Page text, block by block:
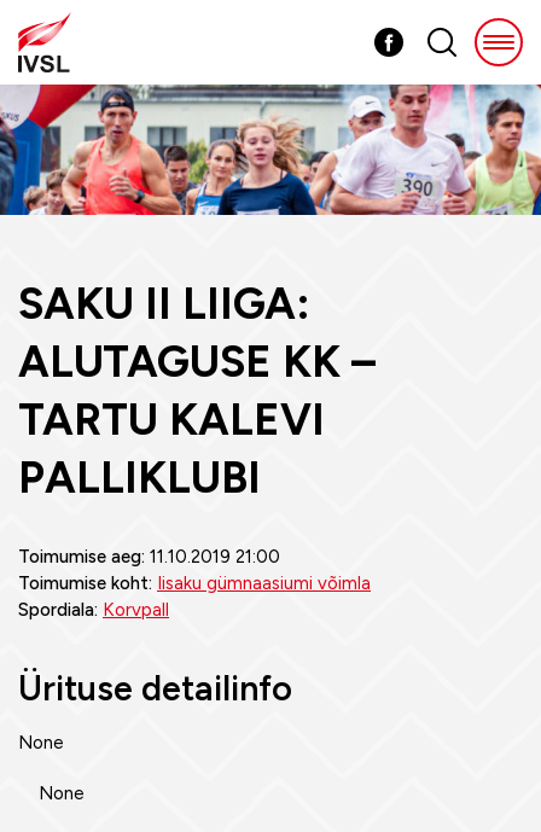
SAKU II LIIGA:
ALUTAGUSE KK –
TARTU KALEVI
PALLIKLUBI
Toimumise aeg: 11.10.2019 21:00
Toimumise koht: Iisaku gümnaasiumi võimla
Spordiala: Korvpall
Ürituse detailinfo
None
None